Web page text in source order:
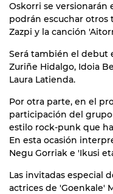
Oskorri se versionarán
podrán escuchar otros
Zazpi y la canción
Será también el debut
Zuriñe Hidalgo, Idoia
Laura Latienda.
Por otra parte, en el
participación del
estilo rock-punk que
En esta ocasión
Negu Gorriak e 'Ikusi
Las invitadas especial
actrices de 'Goenkale'